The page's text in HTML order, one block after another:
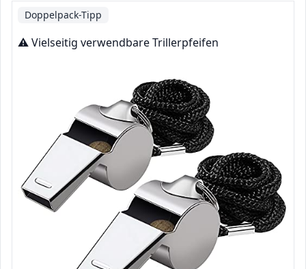
Doppelpack-Tipp
⚠️ Vielseitig verwendbare Trillerpfeifen